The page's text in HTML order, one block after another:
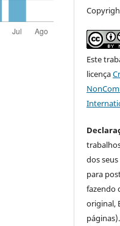
Este
licença
dos
para
fazendo
original,